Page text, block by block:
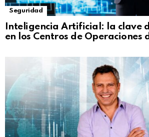
Seguridad
Inteligencia Artificial: la clave
en los Centros de Operaciones